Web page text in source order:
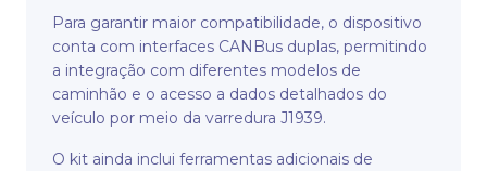
Para garantir maior compatibilidade, o dispositivo
conta com interfaces CANBus duplas, permitindo
a integração com diferentes modelos de
caminhão e o acesso a dados detalhados do
veículo por meio da varredura J1939.
O kit ainda inclui ferramentas adicionais de